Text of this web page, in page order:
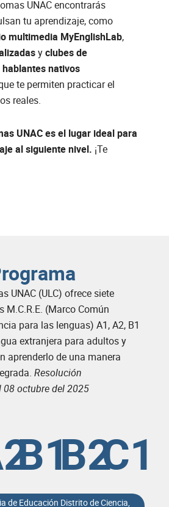
UNAC encontrarás
tu aprendizaje, como
multimedia MyEnglishLab,
yclubes de
nativos
te permiten practicar el
reales.
UNAC es el lugar ideal para
al siguiente nivel. ¡Te
UNAC (ULC) ofrece siete
M.C.R.E. (Marco Común
para las lenguas) A1, A2, B1
extranjera para adultos y
aprenderlo de una manera
Resolución
octubre del 2025
B1B2C1
de Educación Distrito de Ciencia,